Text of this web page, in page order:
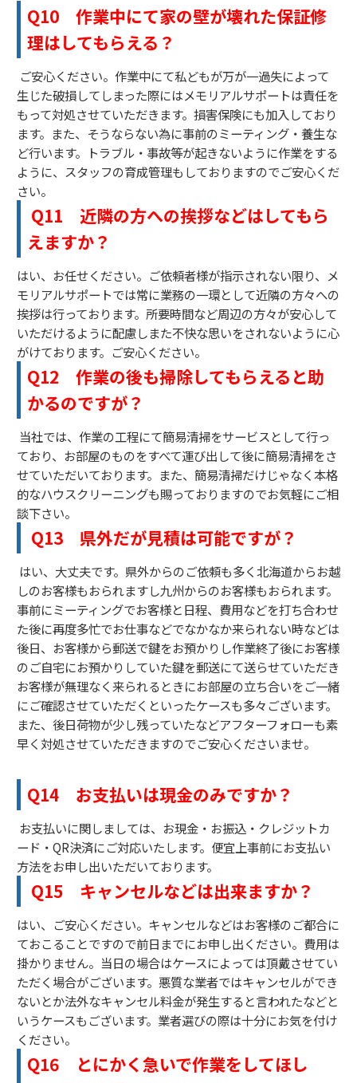
Q10 作業中にて家の壁が壊れた保証修
理はしてもらえる？
ご安心ください。作業中にて私どもが万が一過失によって
生じた破損してしまった際にはメモリアルサポートは責任を
もって対処させていただきます。損害保険にも加入しており
ます。また、そうならない為に事前のミーティング・養生な
ど行います。トラブル・事故等が起きないように作業をする
ように、スタッフの育成管理もしておりますのでご安心くだ
さい。
Q11 近隣の方への挨拶などはしてもら
えますか？
はい、お任せください。ご依頼者様が指示されない限り、メ
モリアルサポートでは常に業務の一環として近隣の方々への
挨拶は行っております。所要時間など周辺の方々が安心して
いただけるように配慮しまた不快な思いをされないように心
がけております。ご安心ください。
Q12 作業の後も掃除してもらえると助
かるのですが？
当社では、作業の工程にて簡易清掃をサービスとして行っ
ており、お部屋のものをすべて運び出して後に簡易清掃をさ
せていただいております。また、簡易清掃だけじゃなく本格
的なハウスクリーニングも賜っておりますのでお気軽にご相
談下さい。
Q13 県外だが見積は可能ですが？
はい、大丈夫です。県外からのご依頼も多く北海道からお越
しのお客様もおられますし九州からのお客様もおられます。
事前にミーティングでお客様と日程、費用などを打ち合わせ
た後に再度多忙でお仕事などでなかなか来られない時などは
後日、お客様から郵送で鍵をお預かりし作業終了後にお客様
のご自宅にお預かりしていた鍵を郵送にて送らせていただき
お客様が無理なく来られるときにお部屋の立ち合いをご一緒
にご確認させていただくといったケースも多々ございます。
また、後日荷物が少し残っていたなどアフターフォローも素
早く対処させていただきますのでご安心くださいませ。
Q14 お支払いは現金のみですか？
お支払いに関しましては、お現金・お振込・クレジットカ
ード・QR決済にご対応いたします。便宜上事前にお支払い
方法をお申し出いただいております。
Q15 キャンセルなどは出来ますか？
はい、ご安心ください。キャンセルなどはお客様のご都合に
ておこることですので前日までにお申し出ください。費用は
掛かりません。当日の場合はケースによっては頂戴させてい
ただく場合がございます。悪質な業者ではキャンセルができ
ないとか法外なキャンセル料金が発生すると言われたなどと
いうケースもございます。業者選びの際は十分にお気を付け
ください。
Q16 とにかく急いで作業をしてほし